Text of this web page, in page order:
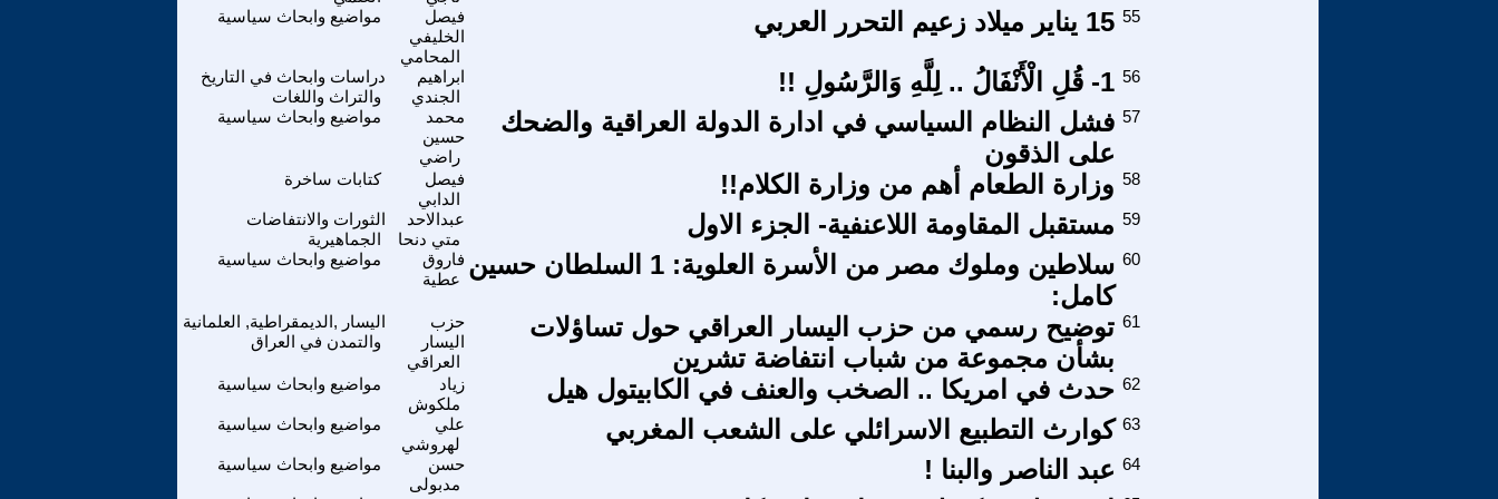
مواضيع وابحاث سياسية
فيصل
الخليفي
المحامي
15 يناير ميلاد زعيم التحرر العربي 55
دراسات وابحاث في التاريخ
والتراث واللغات
ابراهيم
الجندي
1- قُلِ الْأَنْفَالُ .. لِلَّهِ وَالرَّسُولِ !! 56
مواضيع وابحاث سياسية
محمد
حسين
راضي
فشل النظام السياسي في ادارة الدولة العراقية والضحك
على الذقون
57
كتابات ساخرة
فيصل
الدابي
وزارة الطعام أهم من وزارة الكلام!! 58
الثورات والانتفاضات
الجماهيرية
عبدالاحد
متي دنحا
مستقبل المقاومة اللاعنفية- الجزء الاول 59
مواضيع وابحاث سياسية
فاروق
عطية سلاطين وملوك مصر من الأسرة العلوية: 1 السلطان حسين
كامل:
60
اليسار ,الديمقراطية, العلمانية
والتمدن في العراق
حزب
اليسار
العراقي
توضيح رسمي من حزب اليسار العراقي حول تساؤلات
بشأن مجموعة من شباب انتفاضة تشرين
61
مواضيع وابحاث سياسية
زياد
ملكوش
حدث في امريكا .. الصخب والعنف في الكابيتول هيل 62
مواضيع وابحاث سياسية
علي
لهروشي
كوارث التطبيع الاسرائلي على الشعب المغربي 63
مواضيع وابحاث سياسية
حسن
مدبولى
عبد الناصر والبنا ! 64